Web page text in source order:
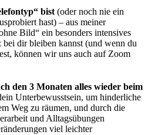
bist (oder noch nie ein
hast) – aus meiner
Bild“ ein besonders intensives
dir bleiben kannst (und wenn du
können wir uns auch auf Zoom
den 3 Monaten alles wieder beim
Unterbewusstsein, um hinderliche
Weg zu räumen, und durch die
und Alltagsübungen
viel leichter